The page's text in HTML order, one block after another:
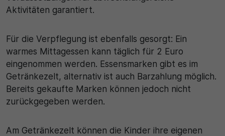
Aktivitäten garantiert.
Für die Verpflegung ist ebenfalls gesorgt: Ein
warmes Mittagessen kann täglich für 2 Euro
eingenommen werden. Essensmarken gibt es im
Getränkezelt, alternativ ist auch Barzahlung möglich.
Bereits gekaufte Marken können jedoch nicht
zurückgegeben werden.
Am Getränkezelt können die Kinder ihre eigenen